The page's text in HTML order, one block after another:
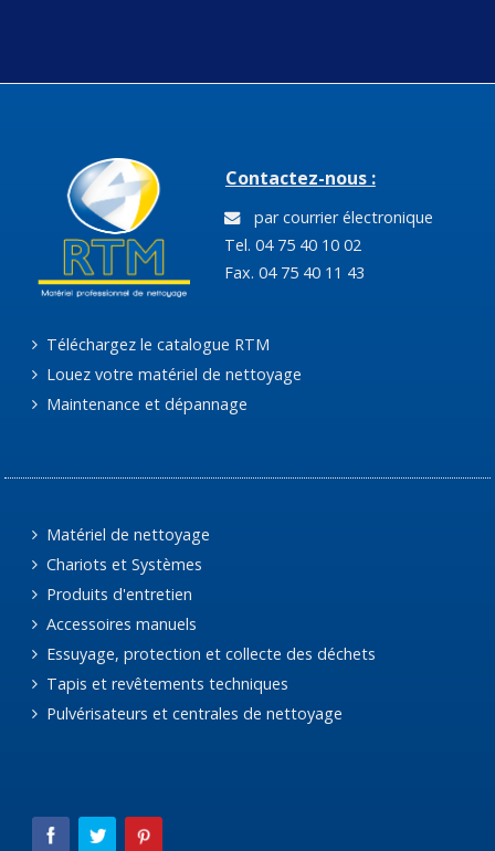
Contactez-nous :
par courrier électronique
Tel. 04 75 40 10 02
Fax. 04 75 40 11 43
Téléchargez le catalogue RTM
Louez votre matériel de nettoyage
Maintenance et dépannage
Matériel de nettoyage
Chariots et Systèmes
Produits d'entretien
Accessoires manuels
Essuyage, protection et collecte des déchets
Tapis et revêtements techniques
Pulvérisateurs et centrales de nettoyage